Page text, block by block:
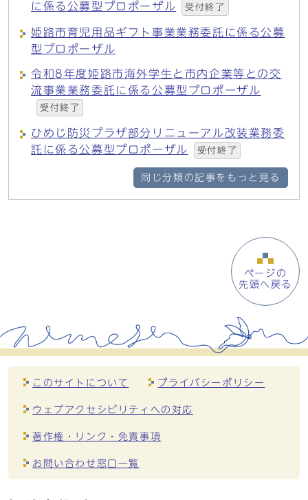
に係る公募型プロポーザル
受付終了
姫路市育児用品ギフト事業業務委託に係る公募
型プロポーザル
令和8年度姫路市海外学生と市内企業等との交
流事業業務委託に係る公募型プロポーザル
受付終了
ひめじ防災プラザ部分リニューアル改装業務委
託に係る公募型プロポーザル
受付終了
同じ分類の記事をもっと見る
ページの
先頭へ戻る
このサイトについて プライバシーポリシー
ウェブアクセシビリティへの対応
著作権・リンク・免責事項
お問い合わせ窓口一覧